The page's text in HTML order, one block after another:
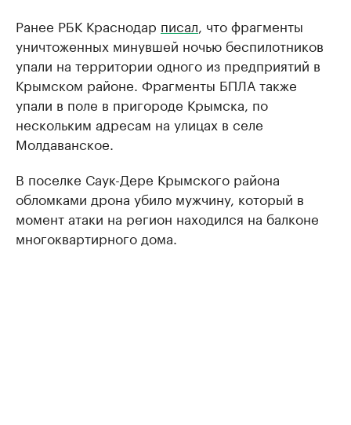
Ранее РБК Краснодар писал , что фрагменты
уничтоженных минувшей ночью беспилотников
упали на территории одного из предприятий в
Крымском районе. Фрагменты БПЛА также
упали в поле в пригороде Крымска, по
нескольким адресам на улицах в селе
Молдаванское.
В поселке Саук-Дере Крымского района
обломками дрона убило мужчину, который в
момент атаки на регион находился на балконе
многоквартирного дома.